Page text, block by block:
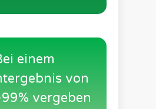
einem
von
vergeben